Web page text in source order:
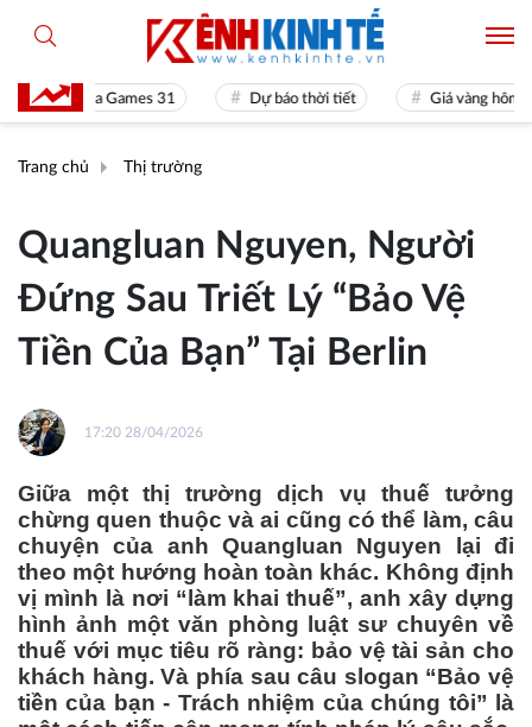
Sea Games 31 Dự báo thời tiết Giá vàng hôm nay
Trang chủ Thị trường
Quangluan Nguyen, Người
Đứng Sau Triết Lý “Bảo Vệ
Tiền Của Bạn” Tại Berlin
17:20 28/04/2026
Giữa một thị trường dịch vụ thuế tưởng
chừng quen thuộc và ai cũng có thể làm, câu
chuyện của anh Quangluan Nguyen lại đi
theo một hướng hoàn toàn khác. Không định
vị mình là nơi “làm khai thuế”, anh xây dựng
hình ảnh một văn phòng luật sư chuyên về
thuế với mục tiêu rõ ràng: bảo vệ tài sản cho
khách hàng. Và phía sau câu slogan “Bảo vệ
tiền của bạn - Trách nhiệm của chúng tôi” là